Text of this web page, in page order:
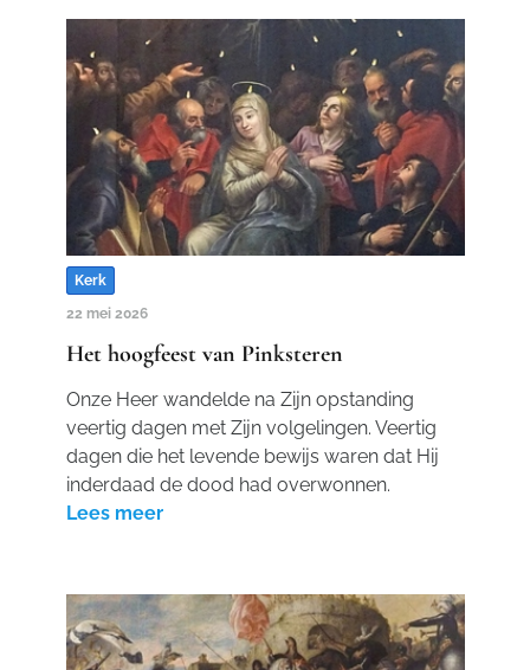
Kerk
22 mei 2026
Het hoogfeest van Pinksteren
Onze Heer wandelde na Zijn opstanding
veertig dagen met Zijn volgelingen. Veertig
dagen die het levende bewijs waren dat Hij
inderdaad de dood had overwonnen.
Lees meer